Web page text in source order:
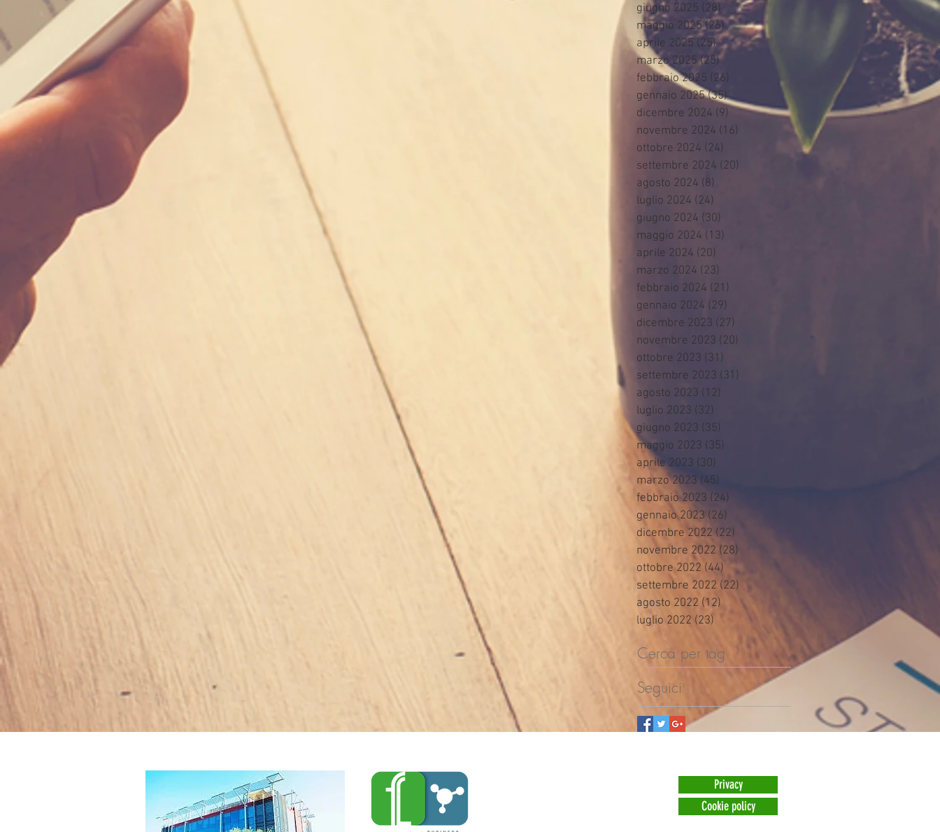
giugno 2025 (28) 28 post
maggio 2025 (26)26 post
aprile 2025 (25)25 post
marzo 2025 (25)25 post
febbraio 2025 (26)
gennaio 2025 (35)35 post
dicembre 2024 (9) 9 post
novembre 2024 (16)
ottobre 2024 (24)
settembre 2024 (20)
agosto 2024 (8)
luglio 2024 (24)
giugno 2024 (30)
maggio 2024 (13)
aprile 2024 (20)
marzo 2024 (23)
febbraio 2024 (21)
gennaio 2024 (29)
dicembre 2023 (27)
novembre 2023 (20)
ottobre 2023 (31)
settembre 2023 (31)
agosto 2023 (12)
luglio 2023 (32)
giugno 2023 (35)
maggio 2023 (35)
aprile 2023 (30)
marzo 2023 (45)
febbraio 2023 (24)
gennaio 2023 (26)
dicembre 2022 (22)
novembre 2022 (28)
ottobre 2022 (44) 44 post
settembre 2022 (22)
agosto 2022 (12) 12 post
luglio 2022 (23) 23 post
Cerca per tag
Seguici
Privacy
Cookie policy